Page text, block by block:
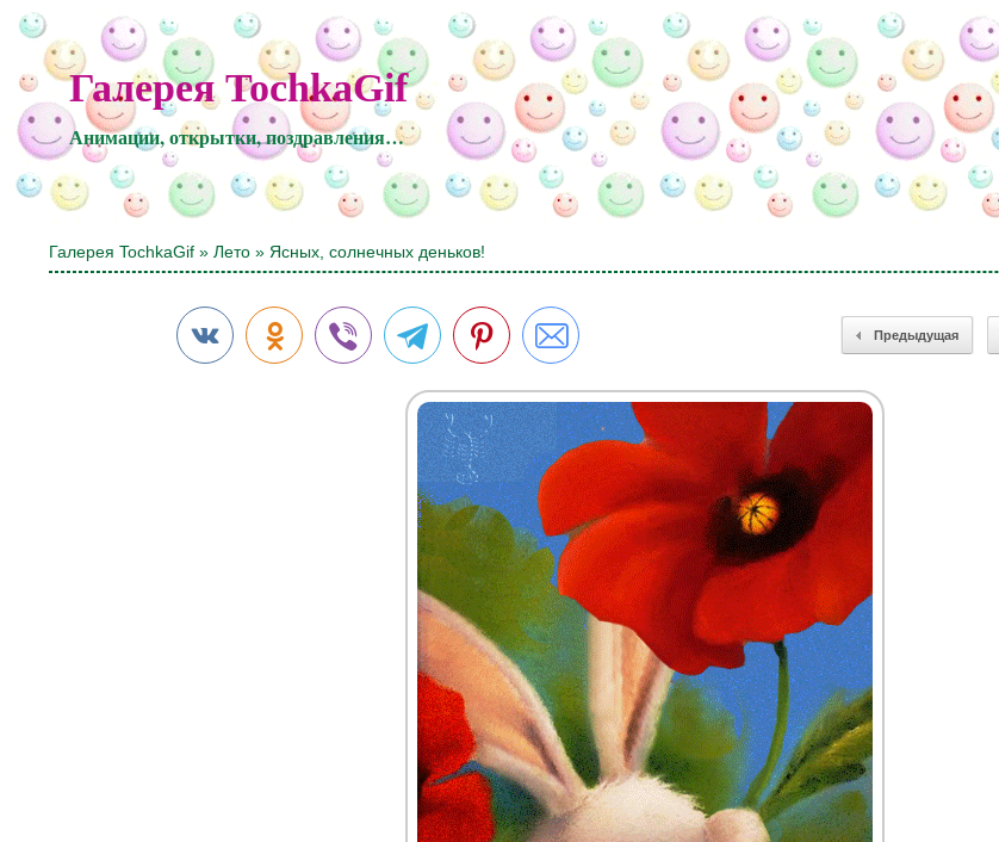
Галерея TochkaGif
Анимации, открытки, поздравления…
Галерея TochkaGif »Лето » Ясных, солнечных деньков!
Предыдущая